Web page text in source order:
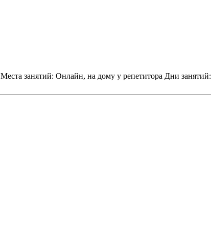
Места занятий: Онлайн, на дому у репетитора Дни занятий: